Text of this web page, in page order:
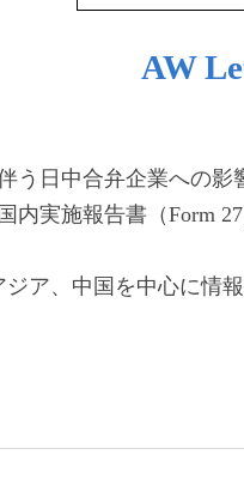
AW
う日中合弁企業への影
内実施報告書（Form
ア、中国を中心に情